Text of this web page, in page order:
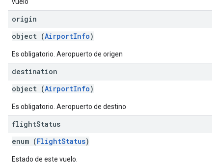
origin
object (AirportInfo)
Es obligatorio. Aeropuerto de origen
destination
object (AirportInfo)
Es obligatorio. Aeropuerto de destino
flightStatus
enum (FlightStatus)
Estado de este vuelo.